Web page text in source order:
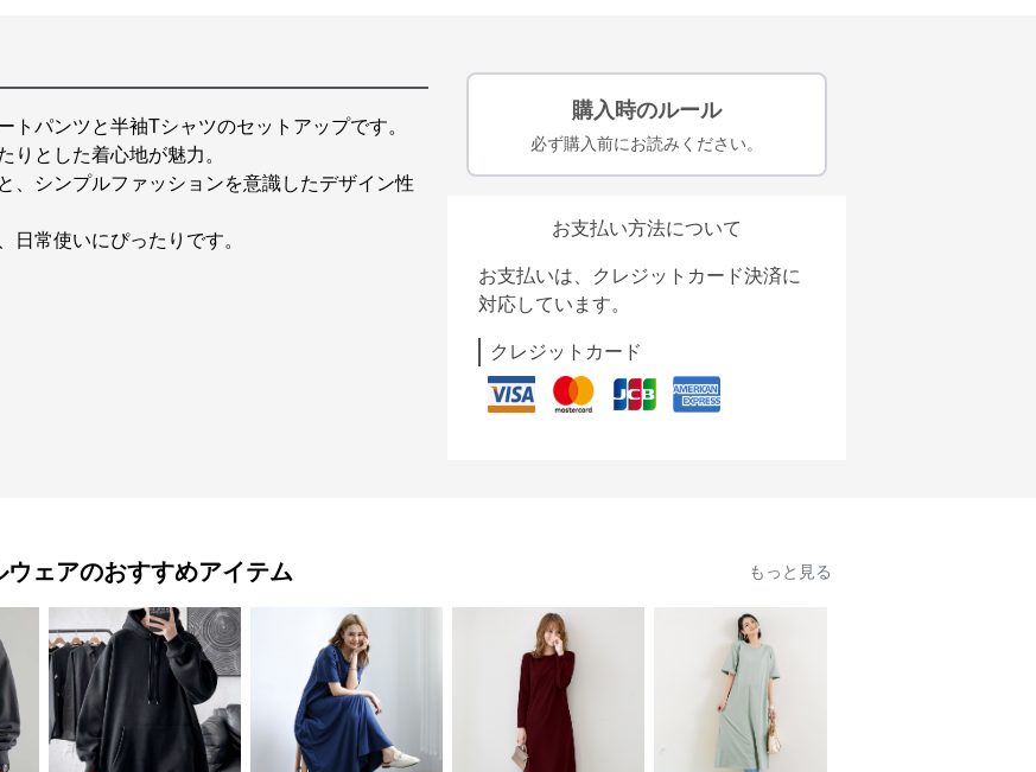
パンツと半袖Tシャツのセットアップです。
りとした着心地が魅力。
、シンプルファッションを意識したデザイン性
日常使いにぴったりです。
購入時のルール
必ず購入前にお読みください。
お支払い方法について
お支払いは、クレジットカード決済に
対応しています。
クレジットカード
ウェアのおすすめアイテム もっと見る